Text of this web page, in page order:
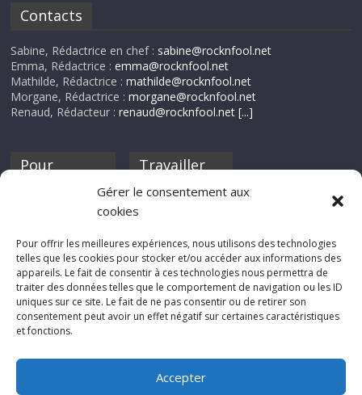
Gérer le consentement aux
cookies
Pour offrir les meilleures expériences, nous utilisons des technologies
telles que les cookies pour stocker et/ou accéder aux informations des
appareils. Le fait de consentir à ces technologies nous permettra de
traiter des données telles que le comportement de navigation ou les ID
uniques sur ce site. Le fait de ne pas consentir ou de retirer son
consentement peut avoir un effet négatif sur certaines caractéristiques
et fonctions.
Accepter
Contacts
Sabine, Rédactrice en chef : sabine@rocknfool.net
Emma, Rédactrice :emma@rocknfool.net
Mathilde, Rédactrice :mathilde@rocknfool.net
Morgane, Rédactrice :morgane@rocknfool.net
Renaud, Rédacteur :renaud@rocknfool.net [...]
Pour
discothèque
Travailler
Si tu souhaites
Rocknfool, n'hésite
pas à nous envoyer
tes chroniques de
concerts, de films,
séries ou des billets
d'humeur :